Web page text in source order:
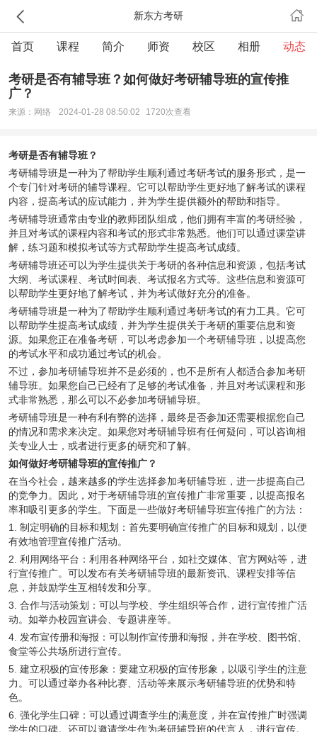
新东方考研
首页 课程 简介 师资 校区 相册 动态
考研是否有辅导班？如何做好考研辅导班的宣传推
广？
来源：网络 2024-01-28 08:50:02 1720次查看
考研是否有辅导班？
考研辅导班是一种为了帮助学生顺利通过考研考试的服务形式，是一
个专门针对考研的辅导课程。它可以帮助学生更好地了解考试的课程
内容，提高考试的应试能力，并为学生提供额外的帮助和指导。
考研辅导班通常由专业的教师团队组成，他们拥有丰富的考研经验，
并且对考试的课程内容和考试的形式非常熟悉。他们可以通过课堂讲
解，练习题和模拟考试等方式帮助学生提高考试成绩。
考研辅导班还可以为学生提供关于考研的各种信息和资源，包括考试
大纲、考试课程、考试时间表、考试报名方式等。这些信息和资源可
以帮助学生更好地了解考试，并为考试做好充分的准备。
考研辅导班是一种为了帮助学生顺利通过考研考试的有力工具。它可
以帮助学生提高考试成绩，并为学生提供关于考研的重要信息和资
源。如果您正在准备考研，可以考虑参加一个考研辅导班，以提高您
的考试水平和成功通过考试的机会。
不过，参加考研辅导班并不是必须的，也不是所有人都适合参加考研
辅导班。如果您自己已经有了足够的考试准备，并且对考试课程和形
式非常熟悉，那么可以不必参加考研辅导班。
考研辅导班是一种有利有弊的选择，最终是否参加还需要根据您自己
的情况和需求来决定。如果您对考研辅导班有任何疑问，可以咨询相
关专业人士，或者进行更多的研究和了解。
如何做好考研辅导班的宣传推广？
在当今社会，越来越多的学生选择参加考研辅导班，进一步提高自己
的竞争力。因此，对于考研辅导班的宣传推广非常重要，以提高报名
率和吸引更多的学生。下面是一些做好考研辅导班宣传推广的方法：
1. 制定明确的目标和规划：首先要明确宣传推广的目标和规划，以便
有效地管理宣传推广活动。
2. 利用网络平台：利用各种网络平台，如社交媒体、官方网站等，进
行宣传推广。可以发布有关考研辅导班的最新资讯、课程安排等信
息，并鼓励学生互相转发和分享。
3. 合作与活动策划：可以与学校、学生组织等合作，进行宣传推广活
动。如举办校园宣讲会、专题讲座等。
4. 发布宣传册和海报：可以制作宣传册和海报，并在学校、图书馆、
食堂等公共场所进行宣传。
5. 建立积极的宣传形象：要建立积极的宣传形象，以吸引学生的注意
力。可以通过举办各种比赛、活动等来展示考研辅导班的优势和特
色。
6. 强化学生口碑：可以通过调查学生的满意度，并在宣传推广时强调
学生的口碑。还可以邀请学生作为考研辅导班的代言人，进行宣传。